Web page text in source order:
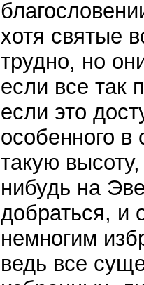
хотя святые
трудно, но
если все так
если это
особенного
такую
нибудь на
добраться, и
немногим
ведь все